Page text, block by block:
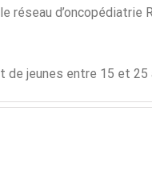
d’oncopédiatrie
de jeunes entre 15 et 25